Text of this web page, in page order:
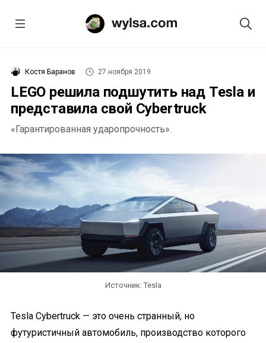
Костя Баранов 27 ноября 2019
LEGO решила подшутить над Tesla и
представила свой Cybertruck
«Гарантированная ударопрочность».
Источник: Tesla
Tesla Cybertruck — это очень странный, но
футуристичный автомобиль, производство которого